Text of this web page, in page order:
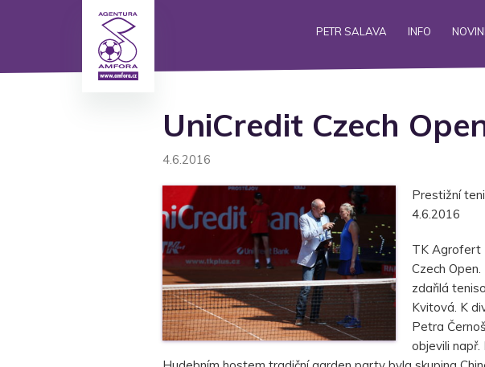
PETR SALAVA INFO
UniCredit Czech
4.6.2016
Prestižní
4.6.2016
TK Agrofert
Czech
zdařilá
Kvitová. K
Petra
objevili např.